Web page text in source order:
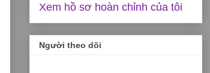
Xem hồ sơ hoàn chỉnh của tôi
Người theo dõi